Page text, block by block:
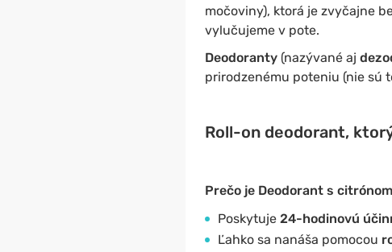
močoviny), ktorá je zvyčajne
vylučujeme v pote.
Deodoranty (nazývané aj
prirodzenému poteniu (nie sú
Roll-on deodorant,
Prečo je Deodorant s
Poskytuje 24-hodinovú
Ľahko sa nanáša pomocou